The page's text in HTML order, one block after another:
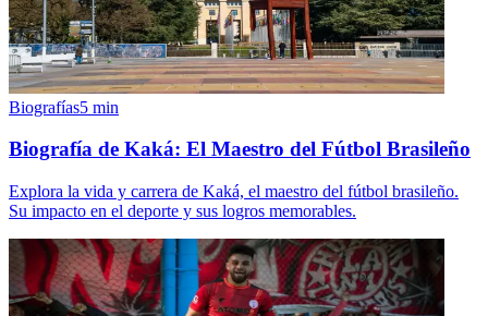
Biografías5 min
Biografía de Kaká: El Maestro del Fútbol Brasileño
Explora la vida y carrera de Kaká, el maestro del fútbol brasileño.
Su impacto en el deporte y sus logros memorables.